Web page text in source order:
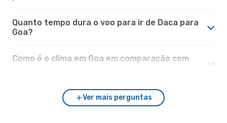
Quanto tempo dura o voo para ir de Daca para
Goa?
Como é o clima em Goa em comparação com
Ver mais perguntas